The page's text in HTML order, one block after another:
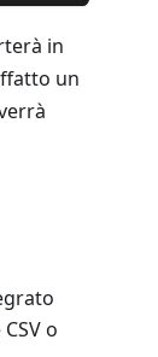
in
un
o